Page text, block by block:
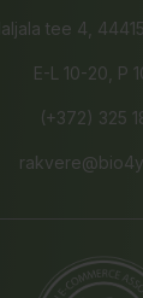
tee 4,
E-L 10-20, P
(+372) 325